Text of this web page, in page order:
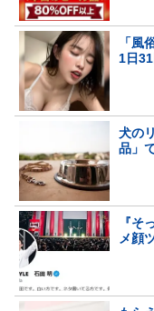
「風
1日
犬の
品」
『そ
メ顔